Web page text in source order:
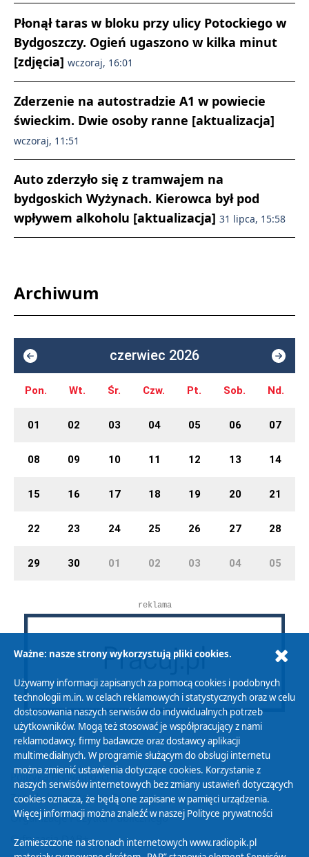
Płonął taras w bloku przy ulicy Potockiego w
Bydgoszczy. Ogień ugaszono w kilka minut
[zdjęcia] wczoraj, 16:01
Zderzenie na autostradzie A1 w powiecie
świeckim. Dwie osoby ranne [aktualizacja]
wczoraj, 11:51
Auto zderzyło się z tramwajem na
bydgoskich Wyżynach. Kierowca był pod
wpływem alkoholu [aktualizacja] 31 lipca, 15:58
Archiwum
czerwiec 2026
Pon. Wt. Śr. Czw. Pt. Sob. Nd.
01 02 03 04 05 06 07
08 09 10 11 12 13 14
15 16 17 18 19 20 21
22 23 24 25 26 27 28
29 30 01 02 03 04 05
reklama
Polityka Prywatności
Zasady korzystania z Serwisu
Organizacje Pożytku Publicznego
Cyfryzacja DAB+
Ważne: nasze strony wykorzystują pliki cookies.
Używamy informacji zapisanych za pomocą cookies i podobnych
technologii m.in. w celach reklamowych i statystycznych oraz w celu
dostosowania naszych serwisów do indywidualnych potrzeb
użytkowników. Mogą też stosować je współpracujący z nami
reklamodawcy, firmy badawcze oraz dostawcy aplikacji
multimedialnych. W programie służącym do obsługi internetu
można zmienić ustawienia dotyczące cookies. Korzystanie z
naszych serwisów internetowych bez zmiany ustawień dotyczących
cookies oznacza, że będą one zapisane w pamięci urządzenia.
Więcej informacji można znaleźć w naszej Polityce prywatności
Zamieszczone na stronach internetowych www.radiopik.pl